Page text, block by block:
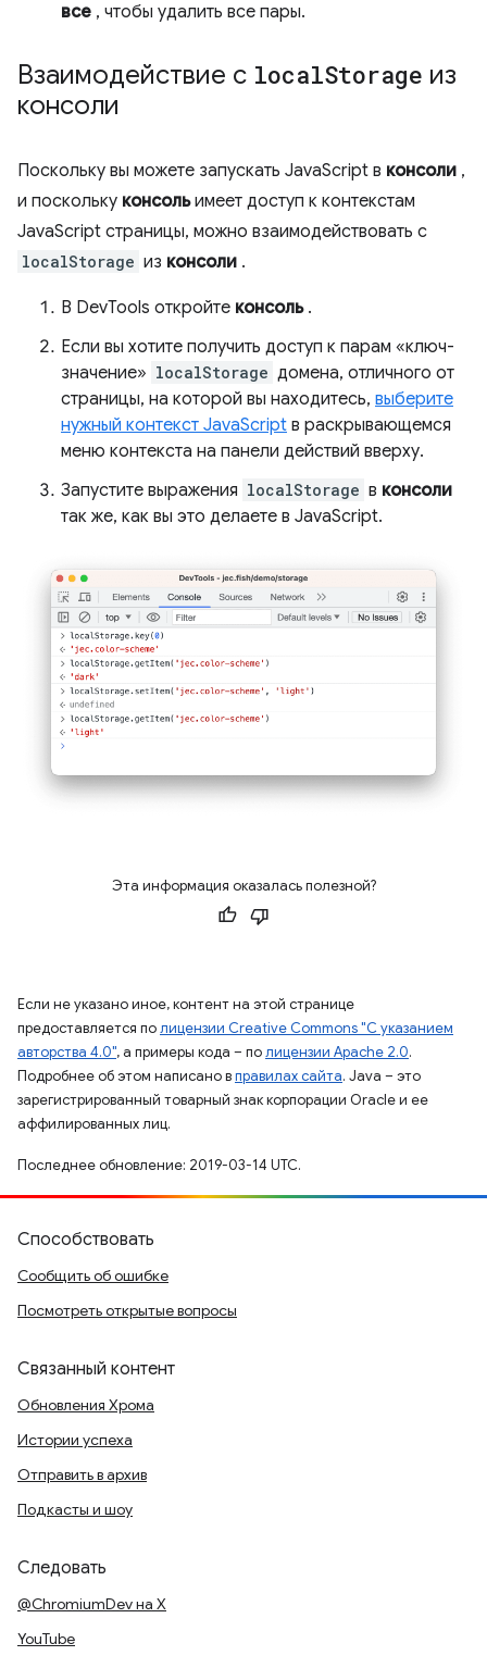
все , чтобы удалить все пары.
Взаимодействие с localStorage из
консоли
Поскольку вы можете запускать JavaScript в консоли ,
и поскольку консольимеет доступ к контекстам
JavaScript страницы, можно взаимодействовать с
localStorage из консоли .
В DevTools откройте консоль.
Если вы хотите получить доступ к парам «ключ-
значение» localStorage домена, отличного от
страницы, на которой вы находитесь, выберите
нужный контекст JavaScript в раскрывающемся
меню контекста на панели действий вверху.
Запустите выражения localStorage в консоли
так же, как вы это делаете в JavaScript.
Эта информация оказалась полезной?
Если не указано иное, контент на этой странице
предоставляется полицензии Creative Commons "С указанием
авторства 4.0", а примеры кода – полицензии Apache 2.0.
Подробнее об этом написано вправилах сайта. Java – это
зарегистрированный товарный знак корпорации Oracle и ее
аффилированных лиц.
Последнее обновление: 2019-03-14 UTC.
Способствовать
Сообщить об ошибке
Посмотреть открытые вопросы
Связанный контент
Обновления Хрома
Истории успеха
Отправить в архив
Подкасты и шоу
Следовать
@ChromiumDev на X
YouTube